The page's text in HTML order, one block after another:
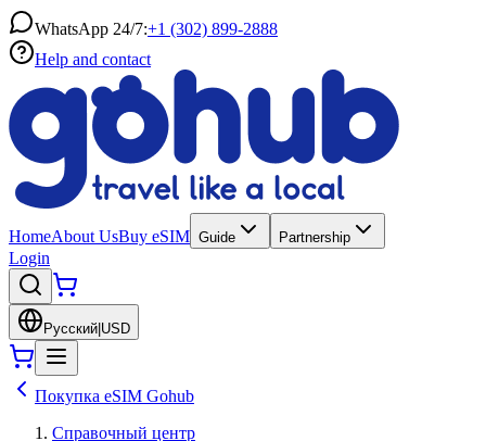
WhatsApp 24/7:+1 (302) 899-2888
Help and contact
HomeAbout UsBuy eSIM Guide Partnership
Login
Русский USD
Покупка eSIM Gohub
Справочный центр